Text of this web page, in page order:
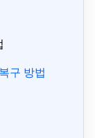
구 방법